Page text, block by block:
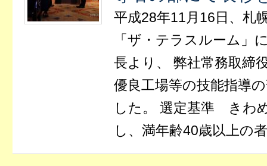
平成28年11月16日、札
「ザ・テラスルーム
長より、 弊社常務取締
優良工場等の技能指導
した。 選定基準 きわ
し、満年齢40歳以上の